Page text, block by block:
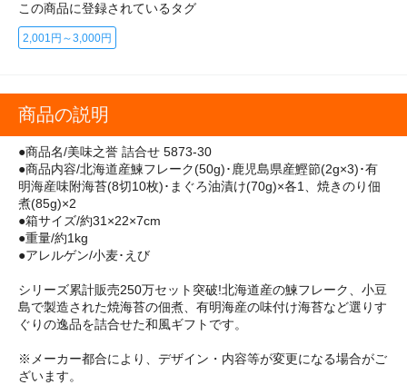
この商品に登録されているタグ
2,001円～3,000円
商品の説明
●商品名/美味之誉 詰合せ 5873-30
●商品内容/北海道産鰊フレーク(50g)･鹿児島県産鰹節(2g×3)･有
明海産味附海苔(8切10枚)･まぐろ油漬け(70g)×各1、焼きのり佃
煮(85g)×2
●箱サイズ/約31×22×7cm
●重量/約1kg
●アレルゲン/小麦･えび
シリーズ累計販売250万セット突破!北海道産の鰊フレーク、小豆
島で製造された焼海苔の佃煮、有明海産の味付け海苔など選りす
ぐりの逸品を詰合せた和風ギフトです。
※メーカー都合により、デザイン・内容等が変更になる場合がご
ざいます。